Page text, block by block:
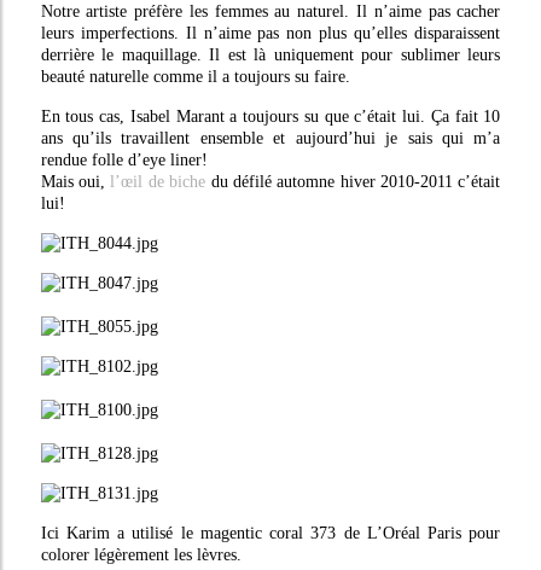
Notre artiste préfère les femmes au naturel. Il n’aime pas cacher
leurs imperfections. Il n’aime pas non plus qu’elles disparaissent
derrière le maquillage. Il est là uniquement pour sublimer leurs
beauté naturelle comme il a toujours su faire.
En tous cas, Isabel Marant a toujours su que c’était lui. Ça fait 10
ans qu’ils travaillent ensemble et aujourd’hui je sais qui m’a
rendue folle d’eye liner!
Mais oui,
l’œil de biche du défilé automne hiver 2010-2011 c’était
lui!
Ici Karim a utilisé le magentic coral 373 de L’Oréal Paris pour
colorer légèrement les lèvres.